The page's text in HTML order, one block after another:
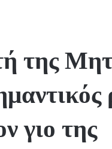
της
γιο της